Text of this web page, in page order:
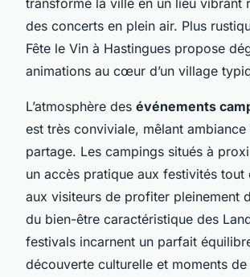
des concerts en plein air. Plus
Fête le Vin à Hastingues propose
animations au cœur d’un village
L’atmosphère des événements
est très conviviale, mêlant
partage. Les campings situés à
un accès pratique aux festivités tout
aux visiteurs de profiter pleinement
du bien-être caractéristique des
festivals incarnent un parfait
découverte culturelle et moments